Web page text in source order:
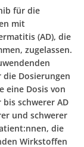
für die
mit
(AD), die
zugelassen.
die Dosierungen
eine Dosis von
schwerer AD
und schwerer
die
Wirkstoffen